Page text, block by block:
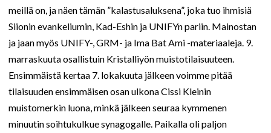
meillä on, ja näen tämän ”kalastusaluksena”, joka tuo ihmisiä
Siionin evankeliumin, Kad-Eshin ja UNIFYn pariin. Mainostan
ja jaan myös UNIFY-, GRM- ja Ima Bat Ami -materiaaleja. 9.
marraskuuta osallistuin Kristalliyön muistotilaisuuteen.
Ensimmäistä kertaa 7. lokakuuta jälkeen voimme pitää
tilaisuuden ensimmäisen osan ulkona Cissi Kleinin
muistomerkin luona, minkä jälkeen seuraa kymmenen
minuutin soihtukulkue synagogalle. Paikalla oli paljon